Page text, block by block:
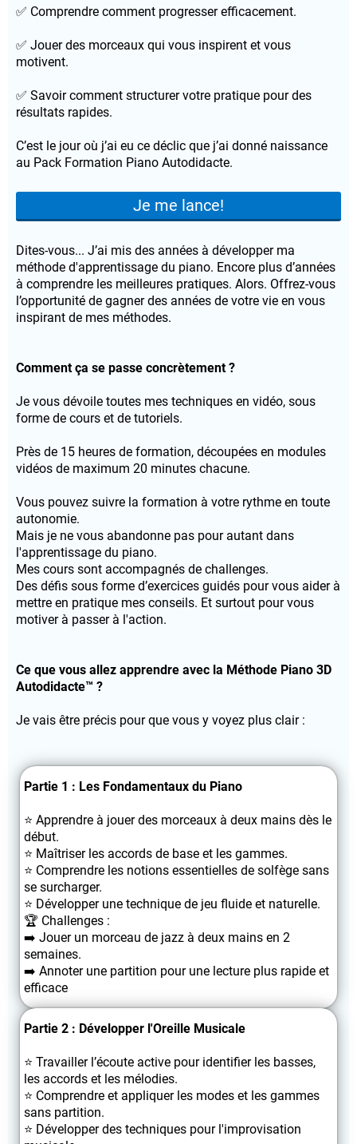
✅ Comprendre comment progresser efficacement.
✅ Jouer des morceaux qui vous inspirent et vous
motivent.
✅ Savoir comment structurer votre pratique pour des
résultats rapides.
C’est le jour où j’ai eu ce déclic que j’ai donné naissance
au Pack Formation Piano Autodidacte.
Je me lance!
Dites-vous... J’ai mis des années à développer ma
méthode d'apprentissage du piano. Encore plus d’années
à comprendre les meilleures pratiques. Alors. Offrez-vous
l’opportunité de gagner des années de votre vie en vous
inspirant de mes méthodes.
Comment ça se passe concrètement ?
Je vous dévoile toutes mes techniques en vidéo, sous
forme de cours et de tutoriels.
Près de 15 heures de formation, découpées en modules
vidéos de maximum 20 minutes chacune.
Vous pouvez suivre la formation à votre rythme en toute
autonomie.
Mais je ne vous abandonne pas pour autant dans
l'apprentissage du piano.
Mes cours sont accompagnés de challenges.
Des défis sous forme d’exercices guidés pour vous aider à
mettre en pratique mes conseils. Et surtout pour vous
motiver à passer à l'action.
Ce que vous allez apprendre avec la Méthode Piano 3D
Autodidacte™ ?
Je vais être précis pour que vous y voyez plus clair :
Partie 1 : Les Fondamentaux du Piano
⭐️ Apprendre à jouer des morceaux à deux mains dès le
début.
⭐️ Maîtriser les accords de base et les gammes.
⭐️ Comprendre les notions essentielles de solfège sans
se surcharger.
⭐️ Développer une technique de jeu fluide et naturelle.
🏆 Challenges :
➡️ Jouer un morceau de jazz à deux mains en 2
semaines.
➡️ Annoter une partition pour une lecture plus rapide et
efficace
Partie 2 : Développer l'Oreille Musicale
⭐️ Travailler l’écoute active pour identifier les basses,
les accords et les mélodies.
⭐️ Comprendre et appliquer les modes et les gammes
sans partition.
⭐️ Développer des techniques pour l'improvisation